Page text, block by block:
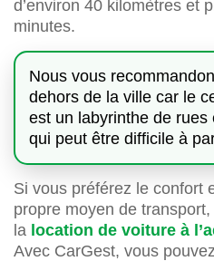
d’environ 40 kilomètres et
minutes.
Nous vous
dehors de la ville car le
est un labyrinthe de
qui peut être difficile à
Si vous préférez le confort
propre moyen de
la location de voiture à
Avec CarGest, vous